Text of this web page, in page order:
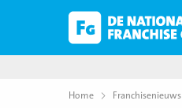
Home Franchisenieuws